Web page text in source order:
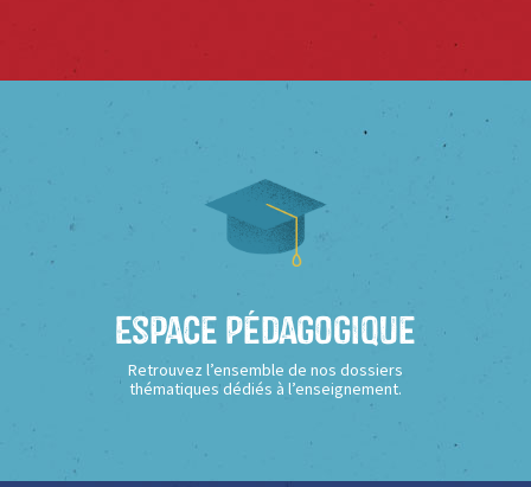
Espace Pédagogique
Retrouvez l’ensemble de nos dossiers
thématiques dédiés à l’enseignement.